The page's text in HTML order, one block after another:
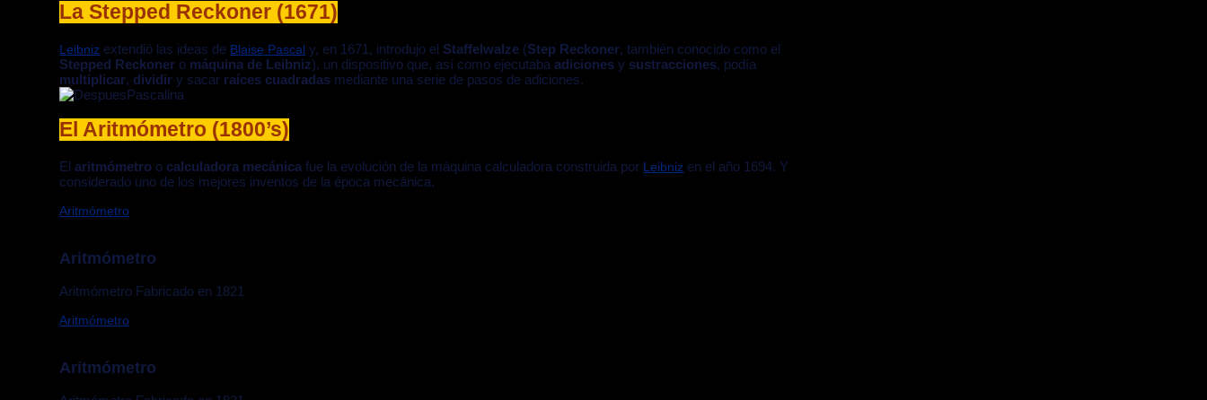
La Stepped Reckoner (1671)
Leibniz extendió las ideas de Blaise Pascal y, en 1671, introdujo el Staffelwalze (Step Reckoner, también conocido como el
Stepped Reckoner o máquina de Leibniz), un dispositivo que, así como ejecutabaadiciones y sustracciones, podía
multiplicar, dividir y sacar raíces cuadradas mediante una serie de pasos de adiciones.
El Aritmómetro (1800’s)
Elaritmómetro o calculadora mecánica fue la evolución de la máquina calculadora construida por Leibniz en el año 1694. Y
considerado uno de los mejores inventos de la época mecánica.
Aritmómetro
Aritmómetro
Aritmómetro Fabricado en 1821
Aritmómetro
Aritmómetro